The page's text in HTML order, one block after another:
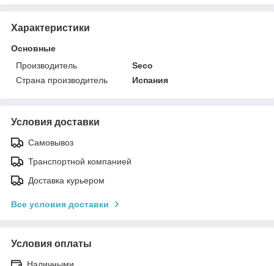
Характеристики
Основные
Производитель
Seco
Страна производитель
Испания
Условия доставки
Самовывоз
Транспортной компанией
Доставка курьером
Все условия доставки
Условия оплаты
Наличными